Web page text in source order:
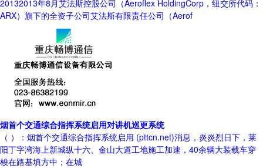
20132013年8月艾法斯控股公司（Aeroflex HoldingCorp，纽交所代码：
ARX）旗下的全资子公司艾法斯有限责任公司（Aerof
烟首个交通综合指挥系统启用对讲机巡更系统
（ ）：烟首个交通综合指挥系统启用 (pttcn.net)消息，炎炎烈日下，莱
阳丁字湾海上新城纵十六、金山大道工地施工加速，40余辆大装载车穿
梭在路基填方中；在城